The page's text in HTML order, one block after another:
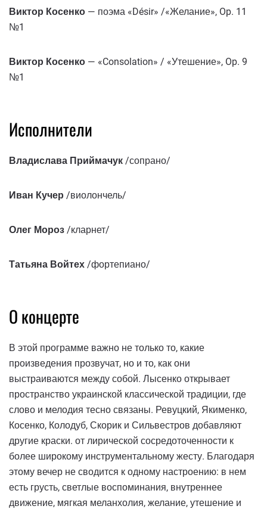
Виктор Косенко — поэма «Désir» /«Желание», Op. 11
№1
Виктор Косенко — «Consolation» / «Утешение», Op. 9
№1
Исполнители
Владислава Приймачук /сопрано/
Иван Кучер /виолончель/
Олег Мороз /кларнет/
Татьяна Войтех /фортепиано/
О концерте
В этой программе важно не только то, какие
произведения прозвучат, но и то, как они
выстраиваются между собой. Лысенко открывает
пространство украинской классической традиции, где
слово и мелодия тесно связаны. Ревуцкий, Якименко,
Косенко, Колодуб, Скорик и Сильвестров добавляют
другие краски. от лирической сосредоточенности к
более широкому инструментальному жесту. Благодаря
этому вечер не сводится к одному настроению: в нем
есть грусть, светлые воспоминания, внутреннее
движение, мягкая меланхолия, желание, утешение и